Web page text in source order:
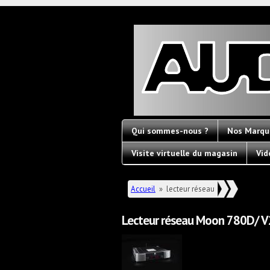
Fornallaz
Qui sommes-nous ? Nos
Visite virtuelle du magasin
Vous êtes ici
Accueil » lecteur réseau
Lecteur réseau Moon 780D/